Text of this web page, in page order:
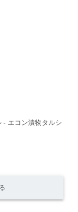
- エコン漬物タルシ